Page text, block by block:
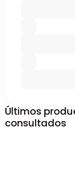
Últimos
consultados